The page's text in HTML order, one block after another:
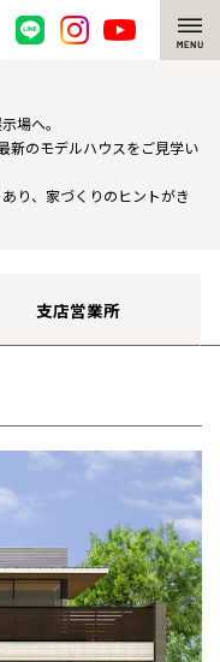
場へ。
新のモデルハウスをご見学い
り、家づくりのヒントがき
支店営業所